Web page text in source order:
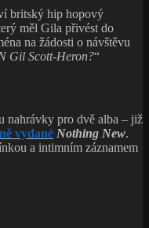
britský hip hopový
měl Gila přivést do
na žádosti o návštěvu
Gil Scott-Heron?“
nahrávky pro dvě alba – již
vydané Nothing New.
a intimním záznamem